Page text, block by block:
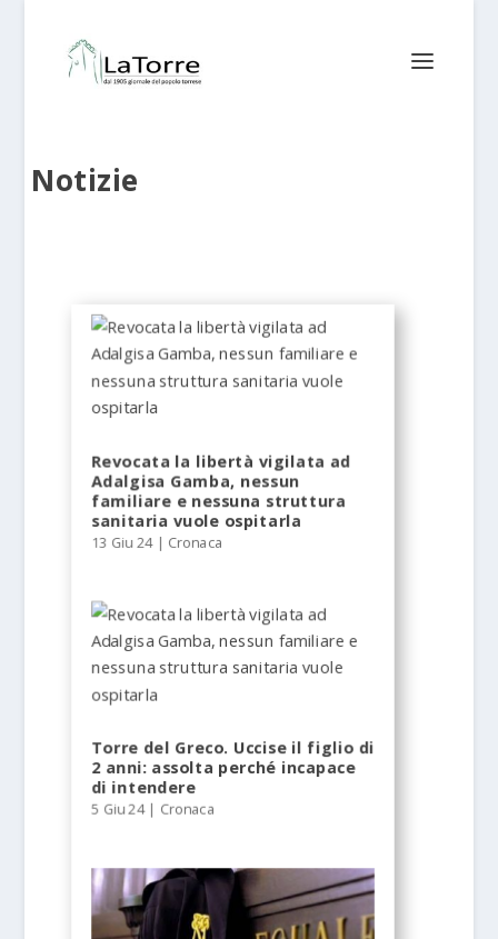
Notizie
Revocata la libertà vigilata ad
Adalgisa Gamba, nessun
familiare e nessuna struttura
sanitaria vuole ospitarla
13 Giu 24| Cronaca
Torre del Greco. Uccise il figlio di
2 anni: assolta perché incapace
di intendere
5 Giu 24| Cronaca